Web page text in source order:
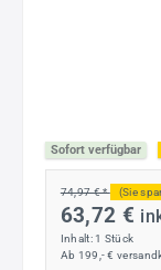
Sofort verfügbar
74,97 € * (Sie
63,72 €
Inhalt: 1 Stück
Ab 199,- €